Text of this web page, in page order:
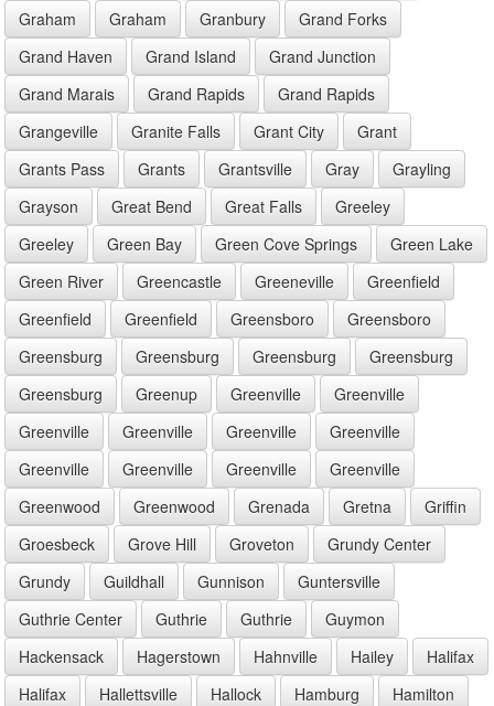
Graham
Graham Granbury
Grand Forks
Grand Haven
Grand Island
Grand Junction
Grand Marais
Grand Rapids
Grand Rapids
Grangeville
Granite Falls Grant City
Grant
Grants Pass
Grants Grantsville Gray
Grayling
Grayson
Great Bend Great Falls
Greeley
Greeley
Green Bay Green Cove Springs
Green Lake
Green River
Greencastle Greeneville
Greenfield
Greenfield
Greenfield Greensboro
Greensboro
Greensburg
Greensburg Greensburg
Greensburg
Greensburg
Greenup Greenville
Greenville
Greenville
Greenville Greenville
Greenville
Greenville
Greenville Greenville
Greenville
Greenwood
Greenwood Grenada Gretna
Griffin
Groesbeck
Grove Hill Groveton
Grundy Center
Grundy
Guildhall Gunnison
Guntersville
Guthrie Center
Guthrie Guthrie
Guymon
Hackensack
Hagerstown Hahnville Hailey
Halifax
Halifax
Hallettsville Hallock Hamburg
Hamilton